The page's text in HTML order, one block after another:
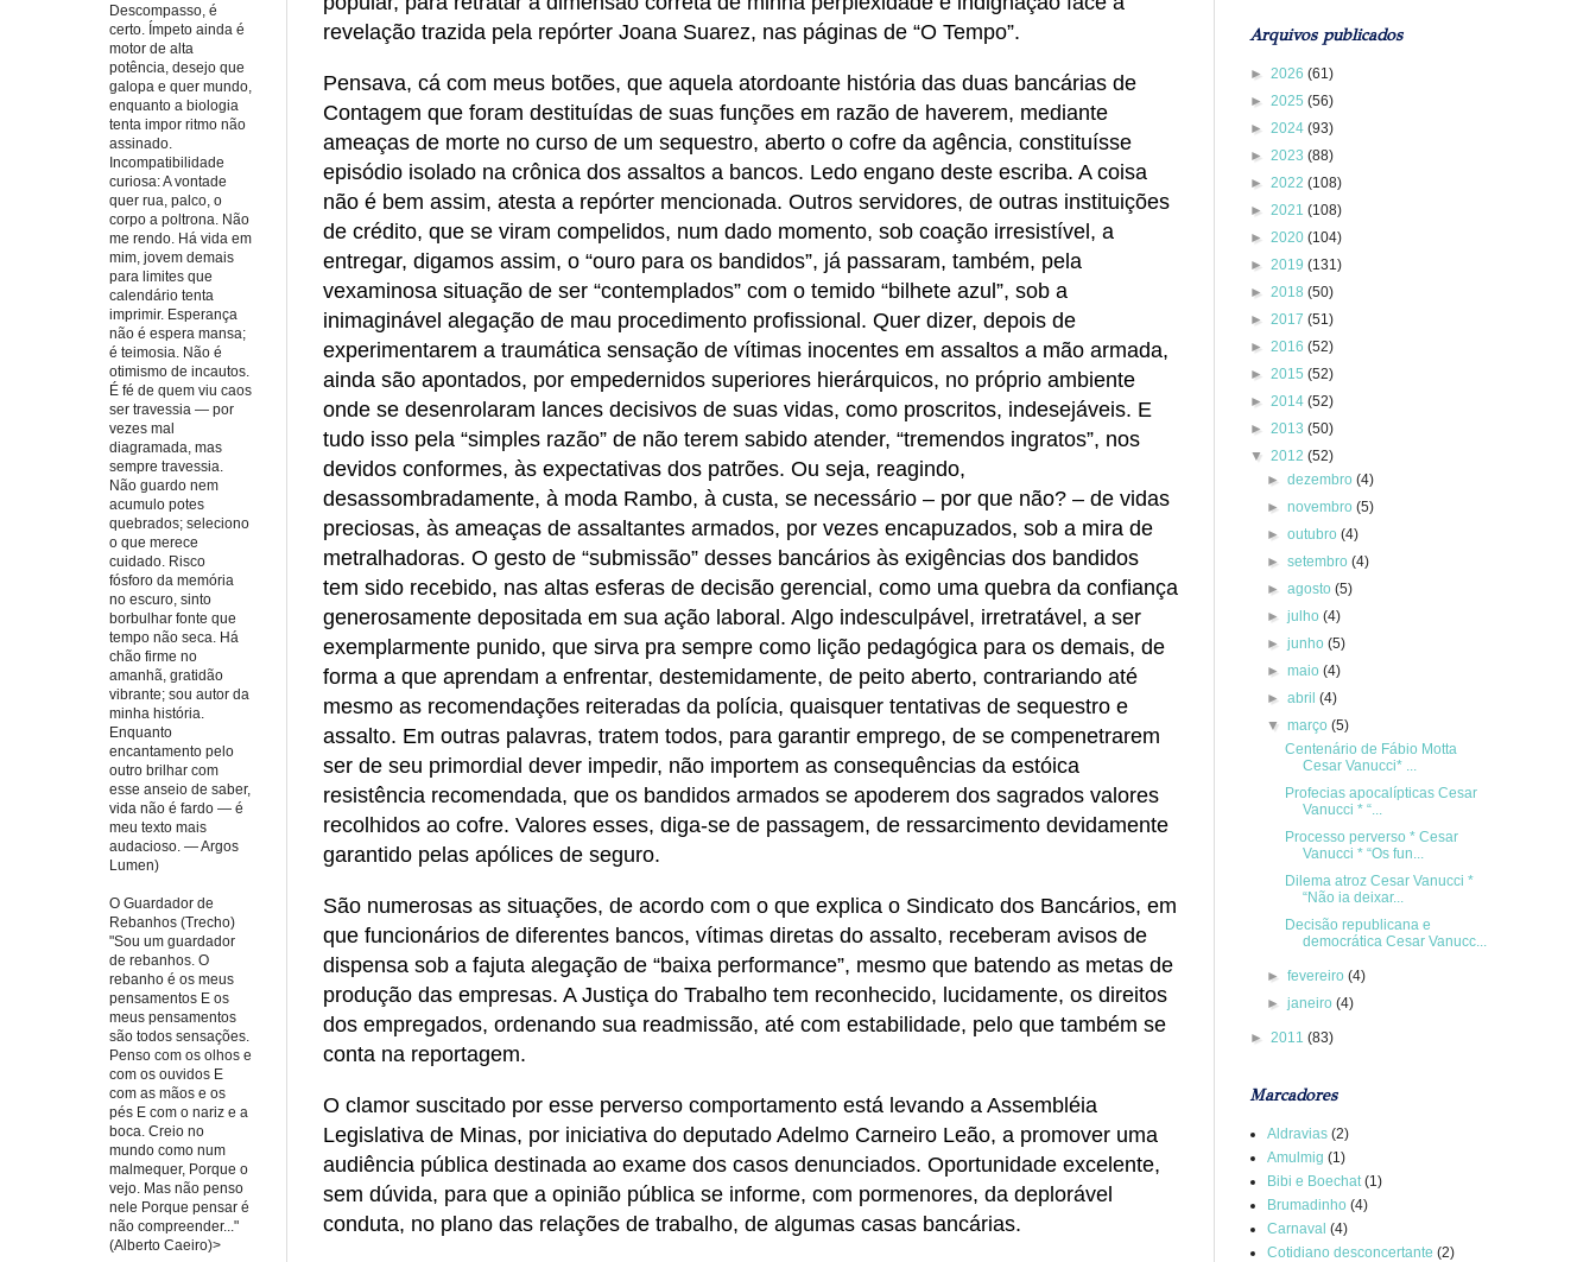
revelação trazida pela repórter Joana Suarez, nas páginas de “O Tempo”.
Pensava, cá com meus botões, que aquela atordoante história das duas bancárias de
Contagem que foram destituídas de suas funções em razão de haverem, mediante
ameaças de morte no curso de um sequestro, aberto o cofre da agência, constituísse
episódio isolado na crônica dos assaltos a bancos. Ledo engano deste escriba. A coisa
não é bem assim, atesta a repórter mencionada. Outros servidores, de outras instituições
de crédito, que se viram compelidos, num dado momento, sob coação irresistível, a
entregar, digamos assim, o “ouro para os bandidos”, já passaram, também, pela
vexaminosa situação de ser “contemplados” com o temido “bilhete azul”, sob a
inimaginável alegação de mau procedimento profissional. Quer dizer, depois de
experimentarem a traumática sensação de vítimas inocentes em assaltos a mão armada,
ainda são apontados, por empedernidos superiores hierárquicos, no próprio ambiente
onde se desenrolaram lances decisivos de suas vidas, como proscritos, indesejáveis. E
tudo isso pela “simples razão” de não terem sabido atender, “tremendos ingratos”, nos
devidos conformes, às expectativas dos patrões. Ou seja, reagindo,
desassombradamente, à moda Rambo, à custa, se necessário – por que não? – de vidas
preciosas, às ameaças de assaltantes armados, por vezes encapuzados, sob a mira de
metralhadoras. O gesto de “submissão” desses bancários às exigências dos bandidos
tem sido recebido, nas altas esferas de decisão gerencial, como uma quebra da confiança
generosamente depositada em sua ação laboral. Algo indesculpável, irretratável, a ser
exemplarmente punido, que sirva pra sempre como lição pedagógica para os demais, de
forma a que aprendam a enfrentar, destemidamente, de peito aberto, contrariando até
mesmo as recomendações reiteradas da polícia, quaisquer tentativas de sequestro e
assalto. Em outras palavras, tratem todos, para garantir emprego, de se compenetrarem
ser de seu primordial dever impedir, não importem as consequências da estóica
resistência recomendada, que os bandidos armados se apoderem dos sagrados valores
recolhidos ao cofre. Valores esses, diga-se de passagem, de ressarcimento devidamente
garantido pelas apólices de seguro.
São numerosas as situações, de acordo com o que explica o Sindicato dos Bancários, em
que funcionários de diferentes bancos, vítimas diretas do assalto, receberam avisos de
dispensa sob a fajuta alegação de “baixa performance”, mesmo que batendo as metas de
produção das empresas. A Justiça do Trabalho tem reconhecido, lucidamente, os direitos
dos empregados, ordenando sua readmissão, até com estabilidade, pelo que também se
conta na reportagem.
O clamor suscitado por esse perverso comportamento está levando a Assembléia
Legislativa de Minas, por iniciativa do deputado Adelmo Carneiro Leão, a promover uma
audiência pública destinada ao exame dos casos denunciados. Oportunidade excelente,
sem dúvida, para que a opinião pública se informe, com pormenores, da deplorável
conduta, no plano das relações de trabalho, de algumas casas bancárias.
Descompasso, é
certo. Ímpeto ainda é
motor de alta
potência, desejo que
galopa e quer mundo,
enquanto a biologia
tenta impor ritmo não
assinado.
Incompatibilidade
curiosa: A vontade
quer rua, palco, o
corpo a poltrona. Não
me rendo. Há vida em
mim, jovem demais
para limites que
calendário tenta
imprimir. Esperança
não é espera mansa;
é teimosia. Não é
otimismo de incautos.
É fé de quem viu caos
ser travessia — por
vezes mal
diagramada, mas
sempre travessia.
Não guardo nem
acumulo potes
quebrados; seleciono
o que merece
cuidado. Risco
fósforo da memória
no escuro, sinto
borbulhar fonte que
tempo não seca. Há
chão firme no
amanhã, gratidão
vibrante; sou autor da
minha história.
Enquanto
encantamento pelo
outro brilhar com
esse anseio de saber,
vida não é fardo — é
meu texto mais
audacioso. — Argos
Lumen)
O Guardador de
Rebanhos (Trecho)
"Sou um guardador
de rebanhos. O
rebanho é os meus
pensamentos E os
meus pensamentos
são todos sensações.
Penso com os olhos e
com os ouvidos E
com as mãos e os
pés E com o nariz e a
boca. Creio no
mundo como num
malmequer, Porque o
vejo. Mas não penso
nele Porque pensar é
não compreender..."
(Alberto Caeiro)>
Arquivos publicados
► 2026 (61)
► 2025 (56)
► 2024 (93)
► 2023 (88)
► 2022 (108)
► 2021 (108)
► 2020 (104)
► 2019 (131)
► 2018 (50)
► 2017 (51)
► 2016 (52)
► 2015 (52)
► 2014 (52)
► 2013 (50)
▼ 2012 (52)
►dezembro(4)
►novembro(5)
►outubro(4)
►setembro(4)
►agosto(5)
►julho(4)
►junho(5)
►maio(4)
►abril(4)
▼março(5)
Centenário de Fábio Motta
Cesar Vanucci* ...
Profecias apocalípticas Cesar
Vanucci * “...
Processo perverso * Cesar
Vanucci * “Os fun...
Dilema atroz Cesar Vanucci *
“Não ia deixar...
Decisão republicana e
democrática Cesar Vanucc...
►fevereiro(4)
►janeiro(4)
► 2011 (83)
Marcadores
Aldravias (2)
Amulmig (1)
Bibi e Boechat (1)
Brumadinho (4)
Carnaval (4)
Cotidiano desconcertante (2)